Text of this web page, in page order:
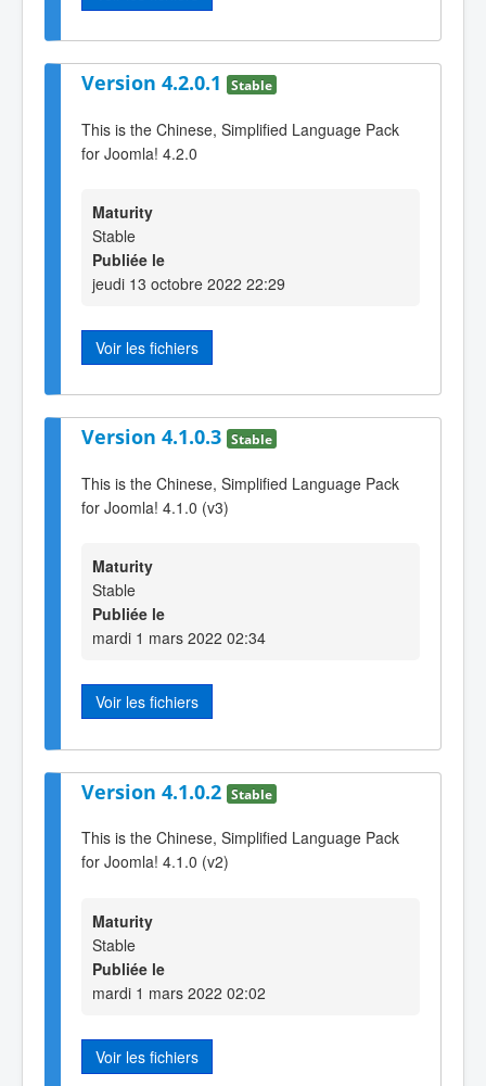
Version 4.2.0.1 Stable
This is the Chinese, Simplified Language Pack
for Joomla! 4.2.0
Maturity
Stable
Publiée le
jeudi 13 octobre 2022 22:29
Voir les fichiers
Version 4.1.0.3 Stable
This is the Chinese, Simplified Language Pack
for Joomla! 4.1.0 (v3)
Maturity
Stable
Publiée le
mardi 1 mars 2022 02:34
Voir les fichiers
Version 4.1.0.2 Stable
This is the Chinese, Simplified Language Pack
for Joomla! 4.1.0 (v2)
Maturity
Stable
Publiée le
mardi 1 mars 2022 02:02
Voir les fichiers